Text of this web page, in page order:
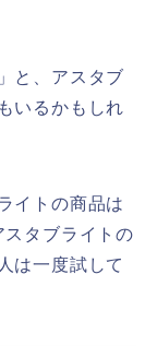
と、アスタブ
いるかもしれ
イトの商品は
タブライトの
は一度試して